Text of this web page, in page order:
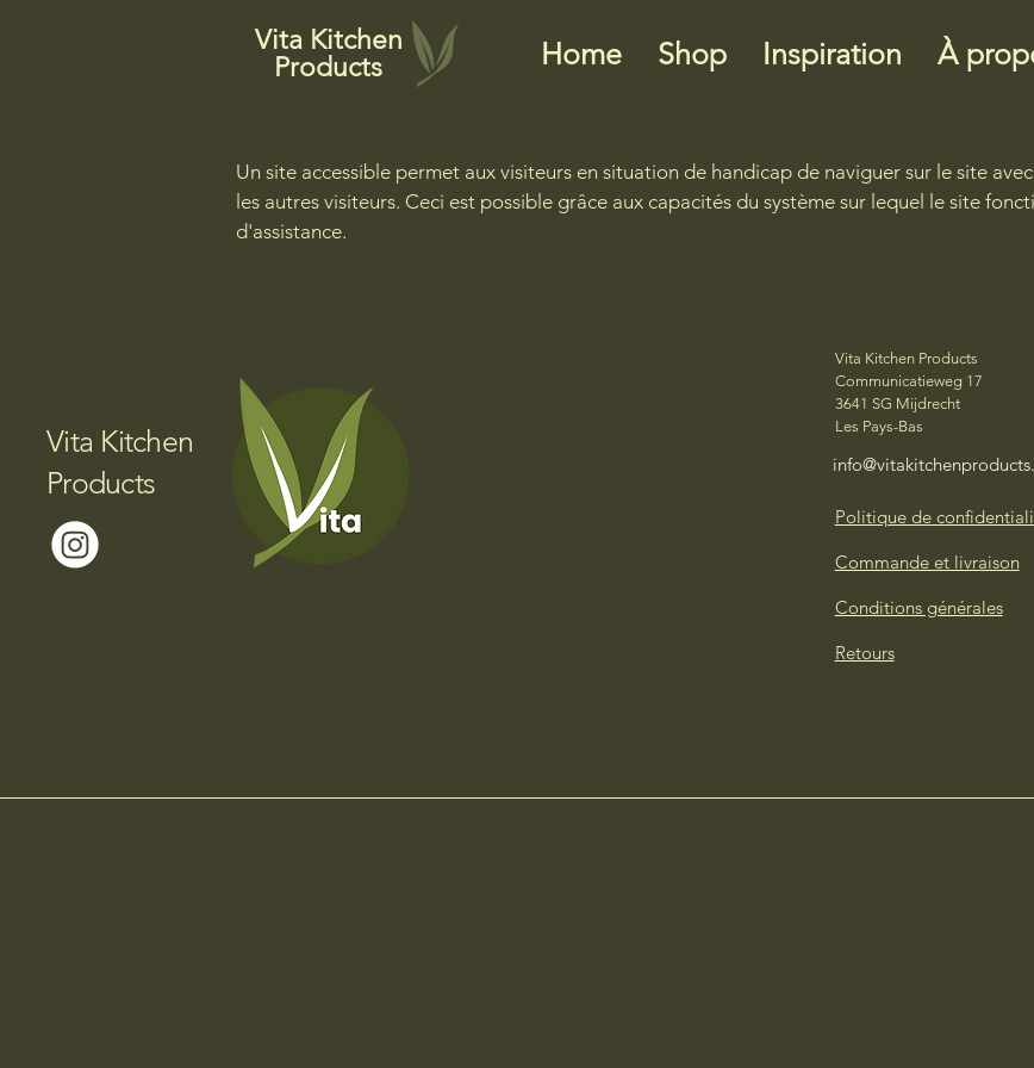
Vita Kitchen
Products
Home Shop Inspiration À
Un site accessible permet aux visiteurs en situation de handicap de naviguer sur le site
les autres visiteurs. Ceci est possible grâce aux capacités du système sur lequel le site
d'assistance.
Vita Kitchen
Products
Vita Kitchen Products
Communicatieweg 17
3641 SG Mijdrecht
Les Pays-Bas
Politique de
Commande et livraison
Conditions générales
Retours